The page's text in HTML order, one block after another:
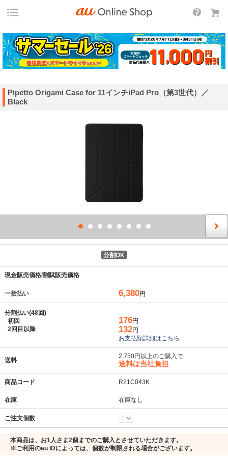
Pipetto Origami Case for 11インチiPad Pro（第3世代）／
Black
分割OK
現金販売価格/割賦販売価格
一括払い 6,380円
分割払い(48回)
初回
2回目以降
176円
132円
お支払額詳細はこちら
送料
2,750円以上のご購入で
送料は当社負担
商品コード R21C043K
在庫 在庫なし
ご注文個数
本商品は、お1人さま2個までのご購入とさせていただきます。
※ご利用のau IDによっては、個数が制限される場合がございます。